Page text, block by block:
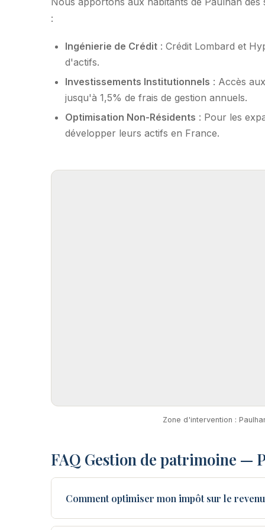
:
Ingénierie de Crédit : Crédit Lombard et
d'actifs.
Investissements Institutionnels : Accès
jusqu'à 1,5% de frais de gestion annuels.
Optimisation Non-Résidents : Pour les
développer leurs actifs en France.
Zone d'intervention :
FAQ Gestion de patrimoine —
Comment optimiser mon impôt sur le revenu